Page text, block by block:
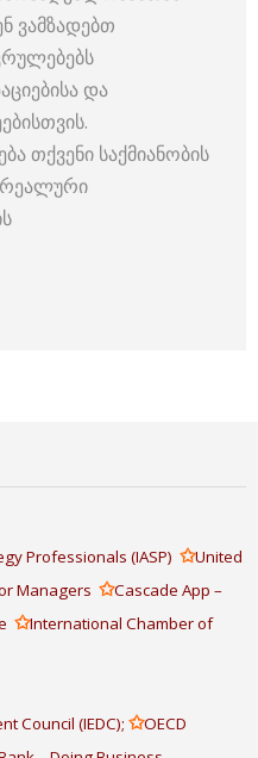
ვამზადებთ
და
თქვენი საქმიანობის
რეალური
Professionals (IASP) ✩United
Managers ✩Cascade App –
✩International Chamber of
Council (IEDC); ✩OECD